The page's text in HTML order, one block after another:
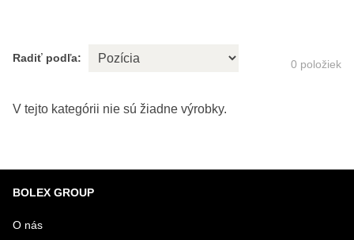
Radiť podľa: 0 položiek
BOLEX GROUP
O nás